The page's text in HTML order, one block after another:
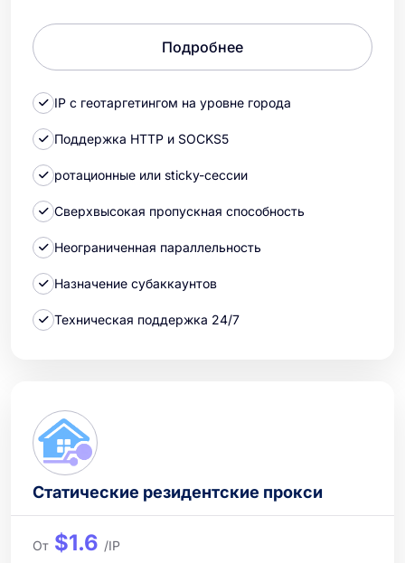
Подробнее
IP с геотаргетингом на уровне города
Поддержка HTTP и SOCKS5
ротационные или sticky-сессии
Сверхвысокая пропускная способность
Неограниченная параллельность
Назначение субаккаунтов
Техническая поддержка 24/7
Статические резидентские прокси
От $1.6 /IP